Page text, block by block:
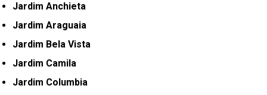
Jardim Anchieta
Jardim Araguaia
Jardim Bela Vista
Jardim Camila
Jardim Columbia